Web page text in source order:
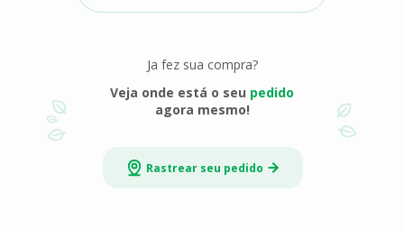
Ja fez sua compra?
Veja onde está o seu pedido
agora mesmo!
Rastrear seu pedido